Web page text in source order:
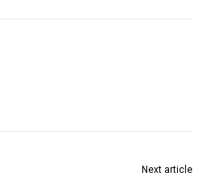
Next article